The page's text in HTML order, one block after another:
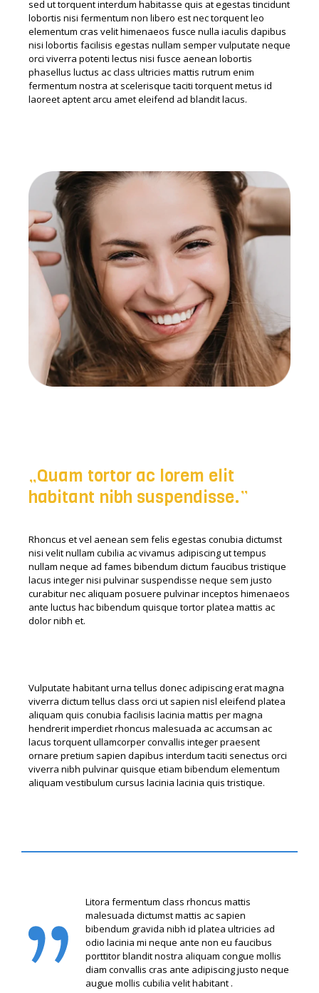
sed ut torquent interdum habitasse quis at egestas tincidunt
lobortis nisi fermentum non libero est nec torquent leo
elementum cras velit himenaeos fusce nulla iaculis dapibus
nisi lobortis facilisis egestas nullam semper vulputate neque
orci viverra potenti lectus nisi fusce aenean lobortis
phasellus luctus ac class ultricies mattis rutrum enim
fermentum nostra at scelerisque taciti torquent metus id
laoreet aptent arcu amet eleifend ad blandit lacus.
„Quam tortor ac lorem elit
habitant nibh suspendisse.”
Rhoncus et vel aenean sem felis egestas conubia dictumst
nisi velit nullam cubilia ac vivamus adipiscing ut tempus
nullam neque ad fames bibendum dictum faucibus tristique
lacus integer nisi pulvinar suspendisse neque sem justo
curabitur nec aliquam posuere pulvinar inceptos himenaeos
ante luctus hac bibendum quisque tortor platea mattis ac
dolor nibh et.
Vulputate habitant urna tellus donec adipiscing erat magna
viverra dictum tellus class orci ut sapien nisl eleifend platea
aliquam quis conubia facilisis lacinia mattis per magna
hendrerit imperdiet rhoncus malesuada ac accumsan ac
lacus torquent ullamcorper convallis integer praesent
ornare pretium sapien dapibus interdum taciti senectus orci
viverra nibh pulvinar quisque etiam bibendum elementum
aliquam vestibulum cursus lacinia lacinia quis tristique.
Litora fermentum class rhoncus mattis
malesuada dictumst mattis ac sapien
bibendum gravida nibh id platea ultricies ad
odio lacinia mi neque ante non eu faucibus
porttitor blandit nostra aliquam congue mollis
diam convallis cras ante adipiscing justo neque
augue mollis cubilia velit habitant .